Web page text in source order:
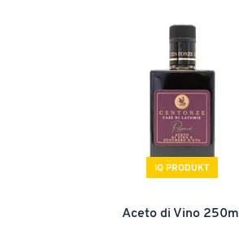
IQ PRODUKT
Aceto di Vino 250ml